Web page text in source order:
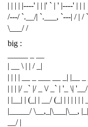
| | | | |----' | | |' ` | ' |----' | | |
/---/ `.__/| `.___, `---| / | /
\___/ /
big :
| __ \ | | / _|
| | | | __ _ ___ __ _| |__ _
| | | |/ _` |/ _ \/ _` | '_ \|
| |__| | (_| | __/ (_| | | | | | |
|_____/ \__,_|\___|\__,
__/ |